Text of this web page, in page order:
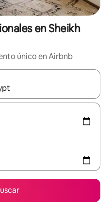
en Sheikh
único en Airbnb
disponibles, podrás navegar